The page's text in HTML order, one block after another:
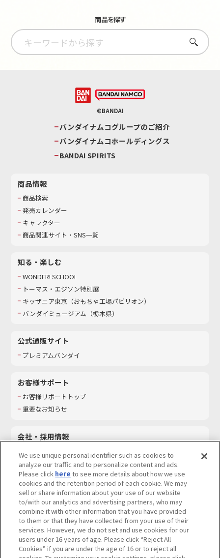
商品を探す
さがす
©BANDAI
バンダイナムコグループのご紹介
バンダイナムコホールディングス
BANDAI SPIRITS
商品情報
商品検索
発売カレンダー
キャラクター
商品関連サイト・SNS一覧
知る・楽しむ
WONDER! SCHOOL
トーマス・エジソン特別展
キッザニア東京（おもちゃ工場パビリオン）​
バンダイミュージアム（栃木県）
公式通販サイト
プレミアムバンダイ
お客様サポート
お客様サポートトップ
重要なお知らせ
会社・採用情報
採用情報
サステナビリティ
お問い合わせ
ウェブサイトご利用条件 ソーシャルメディアポリシー
個人情報及び特定個人情報等の取り扱いに関する保護方針
We use unique personal identifier such as cookies to
analyze our traffic and to personalize content and ads.
Please click here to see more details about how we use
cookies and the retention period of each cookie. We may
sell or share information about your use of our website
to/with our analytics and advertising partners, who may
combine it with other information that you have provided
to them or that they have collected from your use of their
services. However, we do not set and use cookies for our
users under 16 years of age. Please click “Reject All
Cookies” if you are under the age of 16 or to reject all